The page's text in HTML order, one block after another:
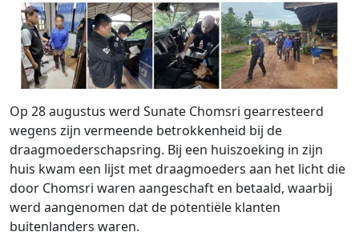
Op 28 augustus werd Sunate Chomsri gearresteerd
wegens zijn vermeende betrokkenheid bij de
draagmoederschapsring. Bij een huiszoeking in zijn
huis kwam een ​​lijst met draagmoeders aan het licht die
door Chomsri waren aangeschaft en betaald, waarbij
werd aangenomen dat de potentiële klanten
buitenlanders waren.